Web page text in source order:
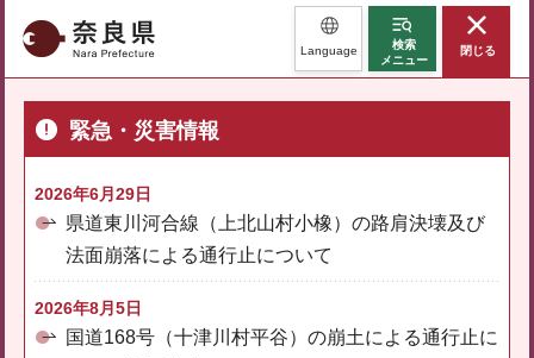
奈良県 Language
検索
メニュー
閉じる
緊急・災害情報
2026年6月29日
県道東川河合線（上北山村小橡）の路肩決壊及び
法面崩落による通行止について
2026年8月5日
国道168号（十津川村平谷）の崩土による通行止に